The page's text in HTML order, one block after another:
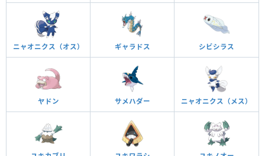
ニャオニクス（オス） ギャラドス シビシラス
ヤドン サメハダー ニャオニクス（メス）